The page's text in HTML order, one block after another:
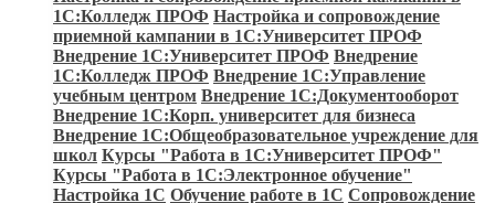
1С:Колледж ПРОФ Настройка и сопровождение
приемной кампании в 1С:Университет ПРОФ
Внедрение 1С:Университет ПРОФ Внедрение
1С:Колледж ПРОФ Внедрение 1С:Управление
учебным центром Внедрение 1С:Документооборот
Внедрение 1С:Корп. университет для бизнеса
Внедрение 1С:Общеобразовательное учреждение для
школ Курсы "Работа в 1С:Университет ПРОФ"
Курсы "Работа в 1С:Электронное обучение"
Настройка 1С Обучение работе в 1С Сопровождение